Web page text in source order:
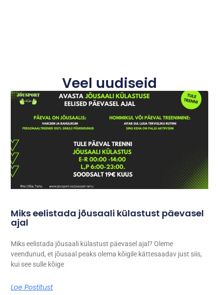
Veel uudiseid
Miks eelistada jõusaali külastust päevasel
ajal
Miks eelistada jõusaali külastust päevasel ajal? Oleme
veendunud, et jõusaal peaks olema kõigile kättesaadav just siis,
kui see sulle kõige
Loe Postitust